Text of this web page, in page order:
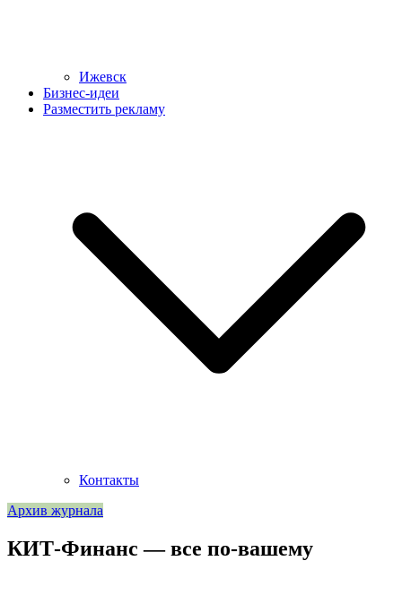
Ижевск
Бизнес-идеи
Разместить рекламу
Контакты
Архив журнала
КИТ-Финанс — все по-вашему